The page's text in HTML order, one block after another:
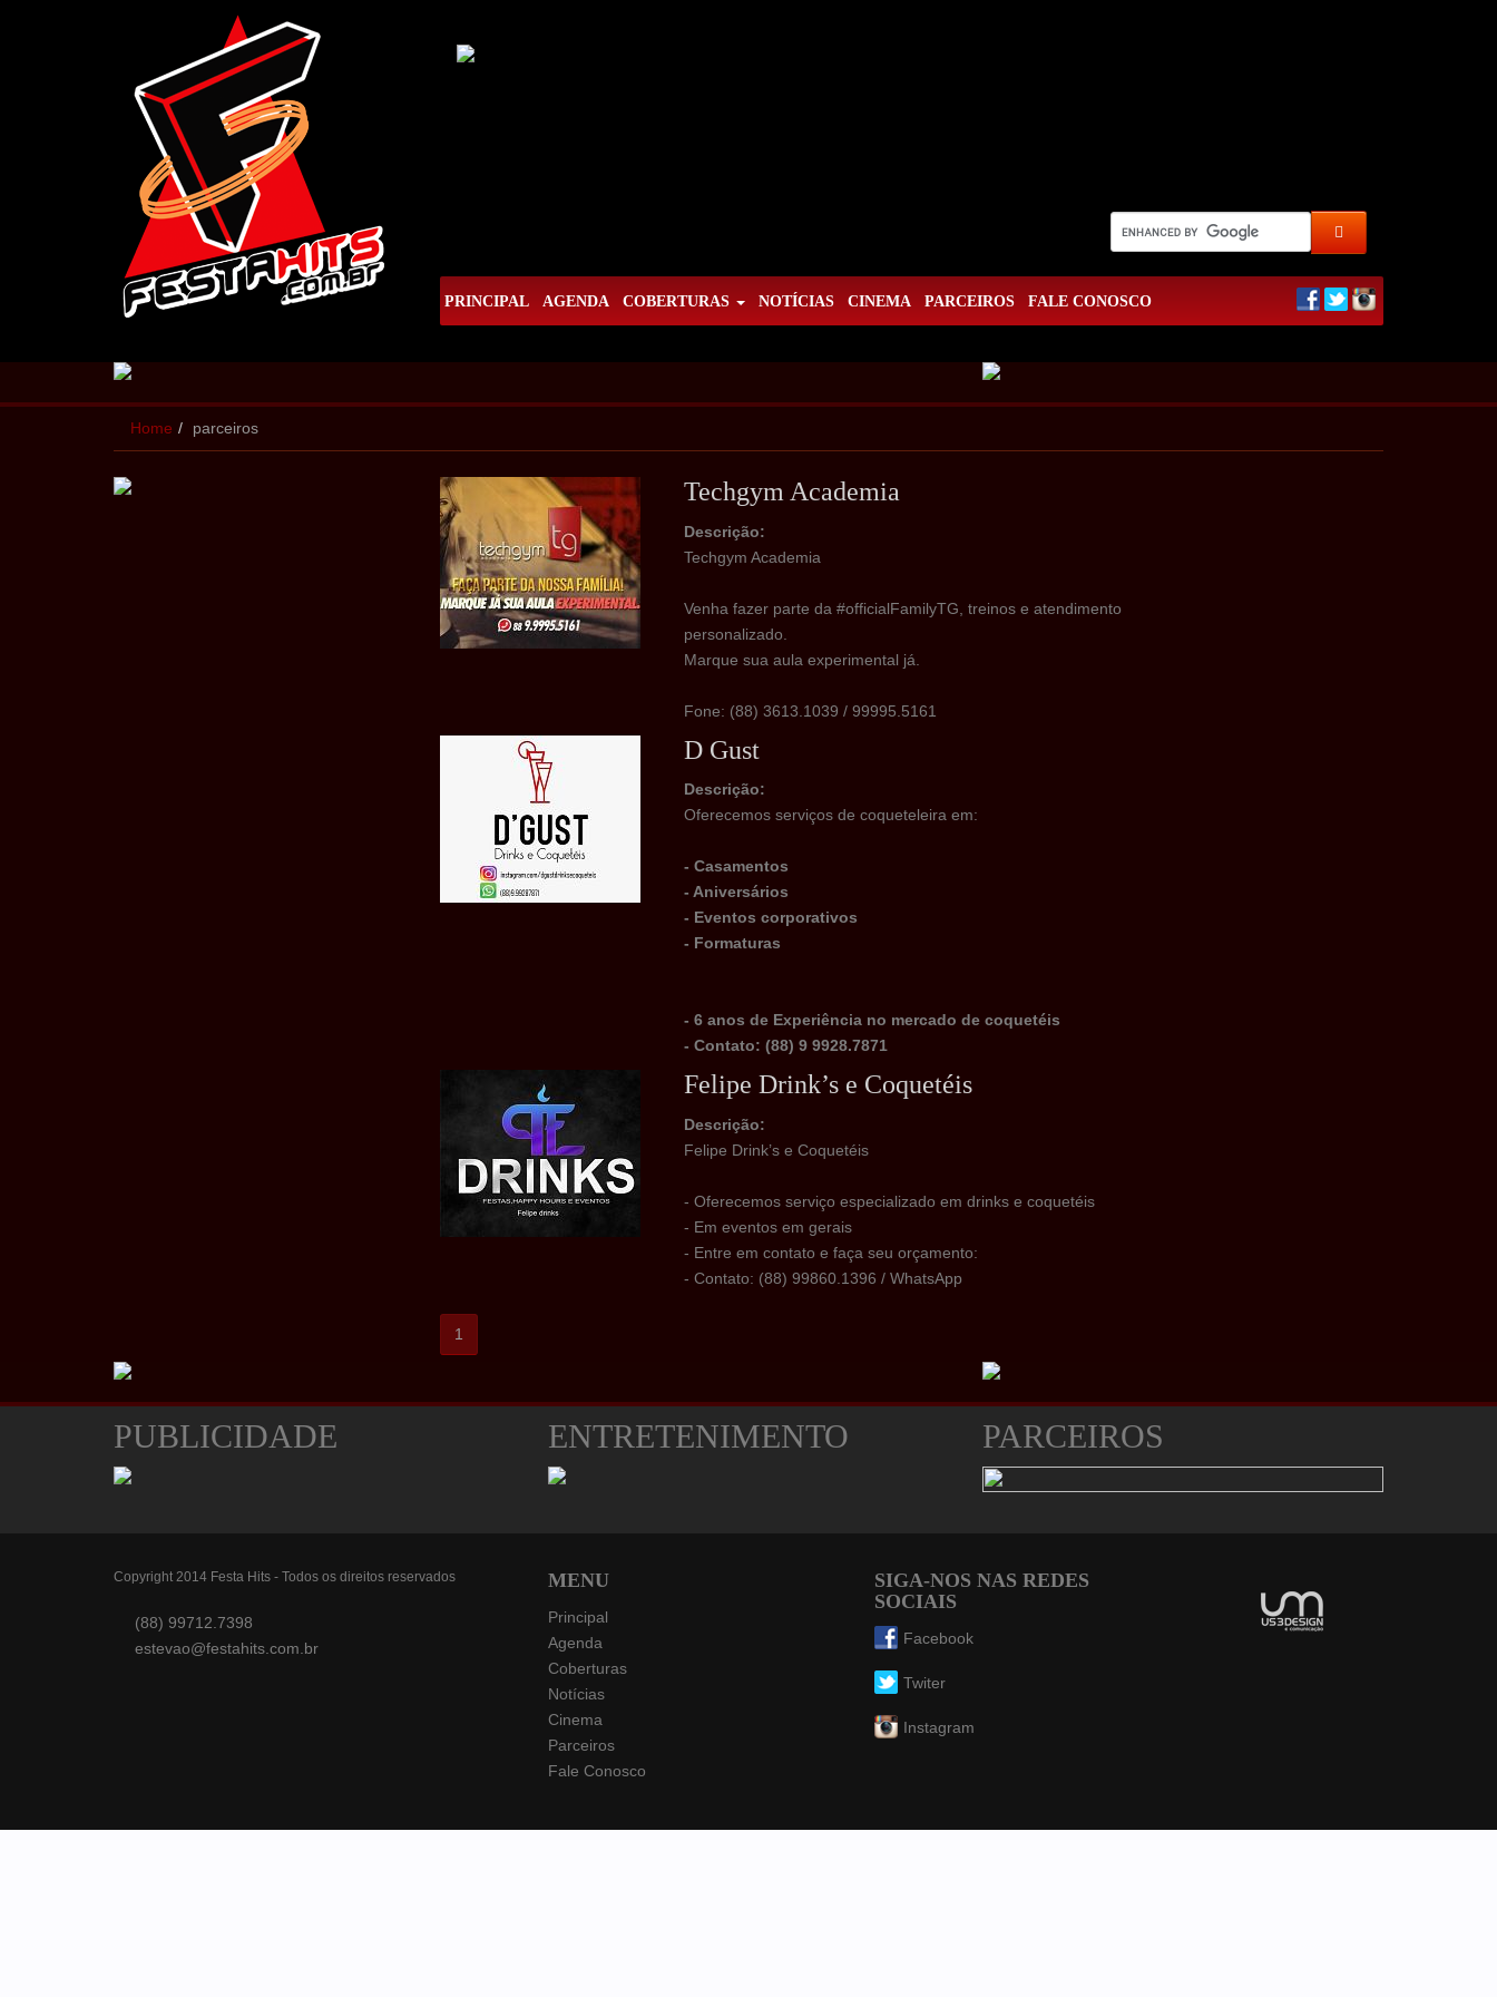
PRINCIPAL AGENDA COBERTURAS NOTÍCIAS CINEMA PARCEIROS FALE CONOSCO
Home parceiros
Techgym Academia
Descrição:
Techgym Academia
Venha fazer parte da #officialFamilyTG, treinos e atendimento
personalizado.
Marque sua aula experimental já.
Fone: (88) 3613.1039 / 99995.5161
D Gust
Descrição:
Oferecemos serviços de coqueteleira em:
- Casamentos
- Aniversários
- Eventos corporativos
- Formaturas
- 6 anos de Experiência no mercado de coquetéis
- Contato: (88) 9 9928.7871
Felipe Drink’s e Coquetéis
Descrição:
Felipe Drink’s e Coquetéis
- Oferecemos serviço especializado em drinks e coquetéis
- Em eventos em gerais
- Entre em contato e faça seu orçamento:
- Contato: (88) 99860.1396 / WhatsApp
1
PUBLICIDADE ENTRETENIMENTO PARCEIROS
Copyright 2014 Festa Hits - Todos os direitos reservados
(88) 99712.7398
estevao@festahits.com.br
MENU
Principal
Agenda
Coberturas
Notícias
Cinema
Parceiros
Fale Conosco
SIGA-NOS NAS REDES
SOCIAIS
Facebook
Twiter
Instagram